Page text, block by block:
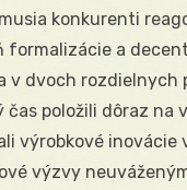
konkurenti
formalizácie a
v dvoch rozdielnych
položili dôraz na
výrobkové inovácie
výzvy